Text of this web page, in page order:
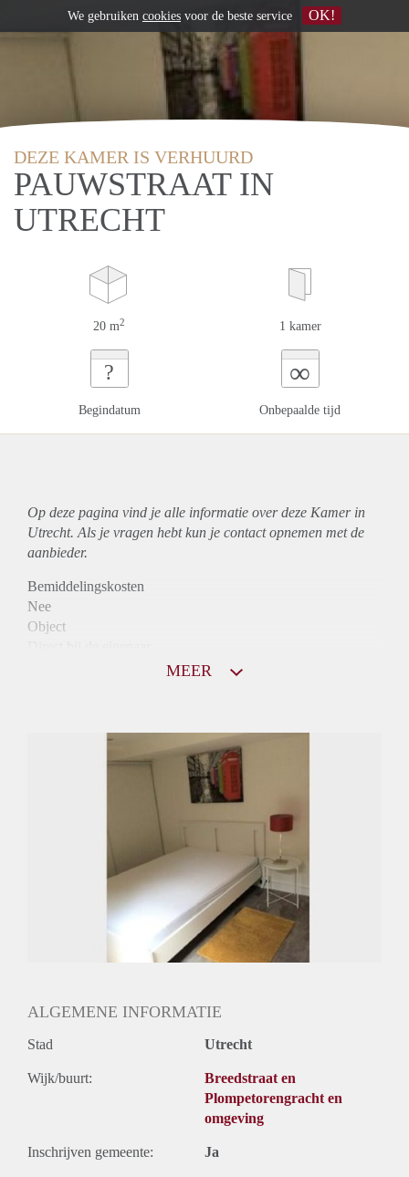
DEZE KAMER IS VERHUURD
PAUWSTRAAT IN
UTRECHT
20 m2 1 kamer
?
Begindatum
∞
Onbepaalde tijd
Op deze pagina vind je alle informatie over deze Kamer in
Utrecht. Als je vragen hebt kun je contact opnemen met de
aanbieder.
Bemiddelingskosten
Nee
Object
MEER
ALGEMENE INFORMATIE
Stad Utrecht
Wijk/buurt:
Breedstraat en
Plompetorengracht en
omgeving
Inschrijven gemeente: Ja
We gebruiken cookies voor de beste service OK!